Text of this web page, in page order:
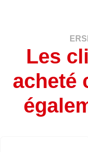
Les
acheté